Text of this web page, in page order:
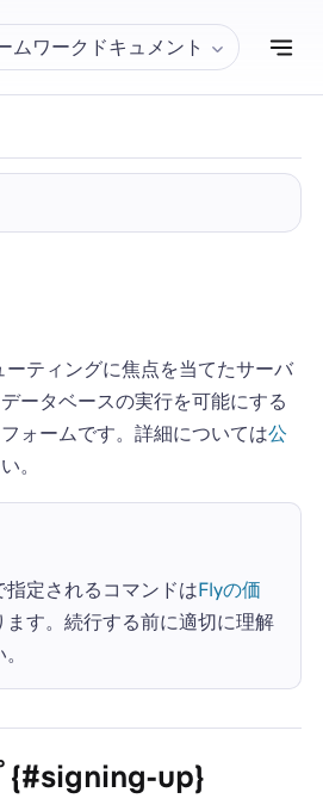
ムワークドキュメント ナ
ティングに焦点を当てたサーバ
ータベースの実行を可能にする
ォームです。詳細については公
。
指定されるコマンドはFlyの価
ます。続行する前に適切に理解
{#signing-up}